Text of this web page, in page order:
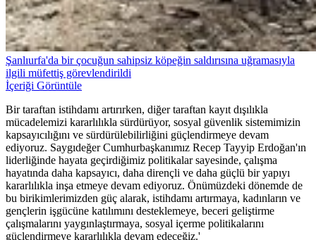
Şanlıurfa'da bir çocuğun sahipsiz köpeğin saldırısına uğramasıyla
ilgili müfettiş görevlendirildi
İçeriği Görüntüle
Bir taraftan istihdamı artırırken, diğer taraftan kayıt dışılıkla
mücadelemizi kararlılıkla sürdürüyor, sosyal güvenlik sistemimizin
kapsayıcılığını ve sürdürülebilirliğini güçlendirmeye devam
ediyoruz. Saygıdeğer Cumhurbaşkanımız Recep Tayyip Erdoğan'ın
liderliğinde hayata geçirdiğimiz politikalar sayesinde, çalışma
hayatında daha kapsayıcı, daha dirençli ve daha güçlü bir yapıyı
kararlılıkla inşa etmeye devam ediyoruz. Önümüzdeki dönemde de
bu birikimlerimizden güç alarak, istihdamı artırmaya, kadınların ve
gençlerin işgücüne katılımını desteklemeye, beceri geliştirme
çalışmalarını yaygınlaştırmaya, sosyal içerme politikalarını
güçlendirmeye kararlılıkla devam edeceğiz.'